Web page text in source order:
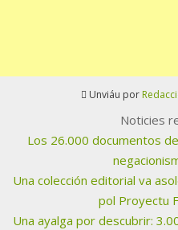
Unviáu por
Noticies
Los 26.000 documentos
Una colección editorial va
pol Proyectu
Una ayalga por descubrir: